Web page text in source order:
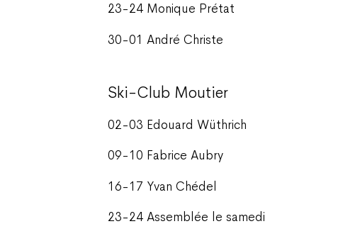
23-24 Monique Prétat
30-01 André Christe
Ski-Club Moutier
02-03 Edouard Wüthrich
09-10 Fabrice Aubry
16-17 Yvan Chédel
23-24 Assemblée le samedi